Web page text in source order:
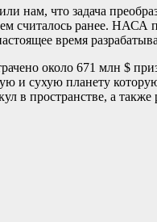
нам, что задача
считалось ранее.
время
около 671 млн $
и сухую планету
в пространстве, а также